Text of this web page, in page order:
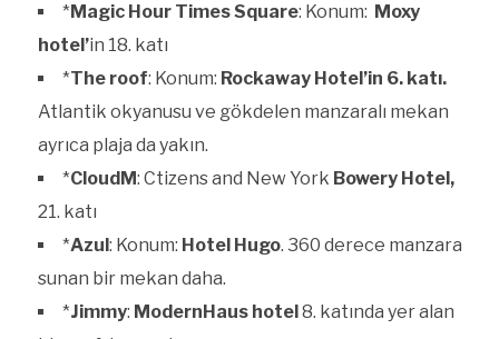
*Magic Hour Times Square: Konum: Moxy
hotel’in 18. katı
*The roof: Konum: Rockaway Hotel’in 6. katı.
Atlantik okyanusu ve gökdelen manzaralı mekan
ayrıca plaja da yakın.
*CloudM: Ctizens and New York Bowery Hotel,
21. katı
*Azul: Konum: Hotel Hugo. 360 derece manzara
sunan bir mekan daha.
*Jimmy: ModernHaus hotel8. katında yer alan